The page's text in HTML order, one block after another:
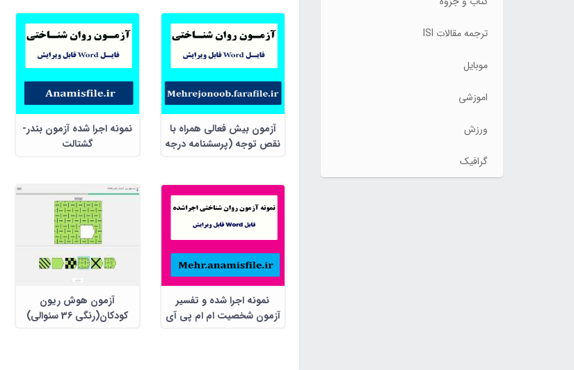
ترجمه مقالات ISI
موبایل
اموزشی
ورزش
گرافیک
آزمون بیش فعالی همراه با
نقص توجه (پرسشنامه درجه
نمونه اجرا شده آزمون بندر-
گشتالت
نمونه اجرا شده و تفسیر
آزمون شخصیت ام ام پی آی
آزمون هوش ریون
کودکان(رنگی 36 سئوالی)